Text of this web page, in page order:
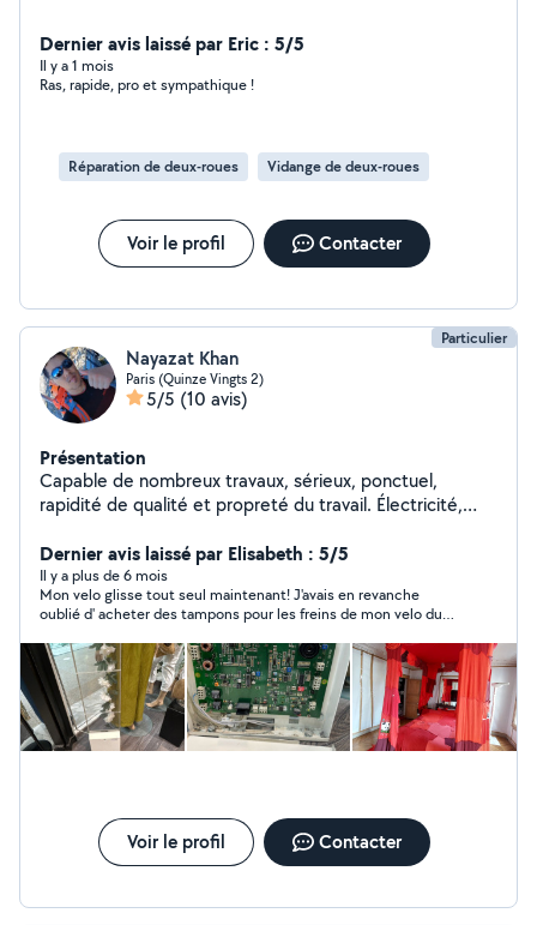
Dernier avis laissé par Eric : 5/5
Il y a 1 mois
Ras, rapide, pro et sympathique !
Réparation de deux-roues Vidange de deux-roues
Voir le profil Contacter
Particulier
Nayazat Khan
Paris (Quinze Vingts 2)
5/5 (10 avis)
Présentation
Capable de nombreux travaux, sérieux, ponctuel,
rapidité de qualité et propreté du travail. Électricité,
Dernier avis laissé par Elisabeth : 5/5
Il y a plus de 6 mois
Mon velo glisse tout seul maintenant! J'avais en revanche
oublié d' acheter des tampons pour les freins de mon velo du
recommande . Nayazat
Voir le profil Contacter